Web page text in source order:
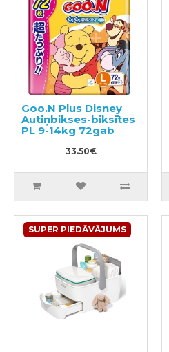
Goo.N Plus Disney
Autiņbikses-biksītes
PL 9-14kg 72gab
33.50€
SUPER PIEDĀVĀJUMS